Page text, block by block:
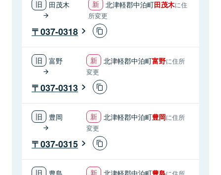
田茂木 北津軽郡中泊町田茂木に住
所変更
037-0318
富野 北津軽郡中泊町富野に住所
変更
037-0313
豊岡 北津軽郡中泊町豊岡に住所
変更
037-0315
豊島 北津軽郡中泊町豊島に住所